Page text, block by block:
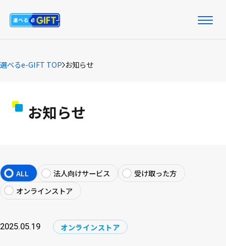
選べるe-GIFT TOP お知らせ
お知らせ
ALL 法人向けサービス
受け取った方
オンラインストア
2025.05.19 オンラインストア